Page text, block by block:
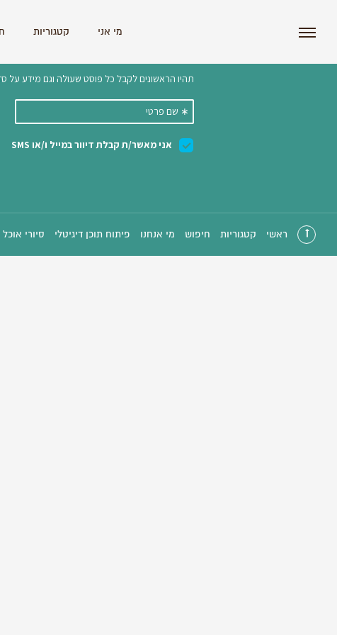
מי אני קטגוריות
הצטרפו לניוזלטר שלנו
ראשי קטגוריות חיפוש מי אנחנו פיתוח תוכן דיגיטלי סיורי אוכל